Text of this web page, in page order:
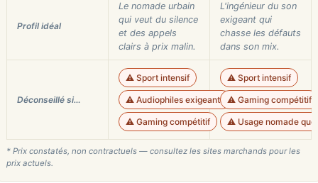
Profil idéal
Le nomade urbain
qui veut du silence
et des appels
clairs à prix malin.
L'ingénieur du son
exigeant qui
chasse les défauts
dans son mix.
Déconseillé si…
⚠️ Sport intensif
⚠️ Audiophiles exigeants
⚠️ Gaming compétitif
⚠️ Sport intensif
⚠️ Gaming compétitif
⚠️ Usage nomade
* Prix constatés, non contractuels — consultez les sites marchands pour les
prix actuels.